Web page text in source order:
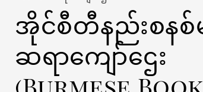
အိုင်စီတီနည်းစနစ်မ
ဆရာကျော်ဌေး